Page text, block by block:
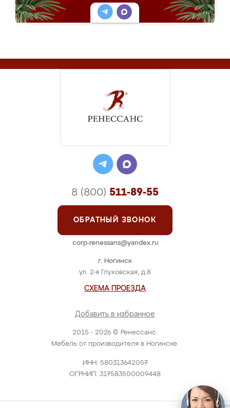
2015 - 2026 © Ренессанс.
Мебель от производителя в Ногинске.
ИНН: 580313642057
ОГРНИП: 317583500009448
г. Ногинск
ул. 2-я Глуховская, д.8
СХЕМА ПРОЕЗДА
Добавить в избранное
8 (800) 511-89-55
ОБРАТНЫЙ ЗВОНОК
corp-renessans@yandex.ru